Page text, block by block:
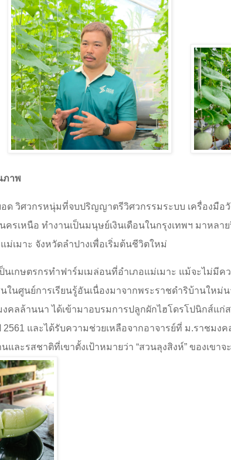
ภาพ
ด วิศวกรหนุ่มที่จบปริญญาตรีวิศวกรรมระบบ เครื่องมื
ครเหนือ ทำงานเป็นมนุษย์เงินเดือนในกรุงเทพฯ มาหลาย
ม่เมาะ จังหวัดลำปางเพื่อเริ่มต้นชีวิตใหม่
นเกษตรกรทำฟาร์มเมล่อนที่อำเภอแม่เมาะ แม้จะไม่
นศูนย์การเรียนรู้อันเนื่องมาจากพระราชดำริบ้านใหม่
คลล้านนา ได้เข้ามาอบรมการปลูกผักไฮโดรโปนิกส์แก่
2561 และได้รับความช่วยเหลือจากอาจารย์ที่ ม.ราชมง
และรสชาติที่เขาตั้งเป้าหมายว่า “สวนลุงสิงห์” ของเขา